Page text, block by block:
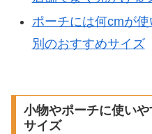
ポーチには何cmが
別のおすすめサイズ
小物やポーチに使い
サイズ